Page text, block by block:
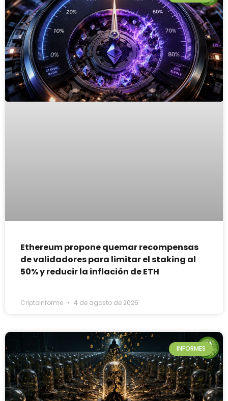
Ethereum propone quemar recompensas
de validadores para limitar el staking al
50% y reducir la inflación de ETH
Criptoinforme 4 de agosto de 2026
INFORMES